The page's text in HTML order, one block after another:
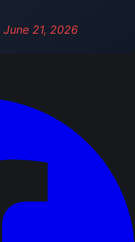
June 21, 2026